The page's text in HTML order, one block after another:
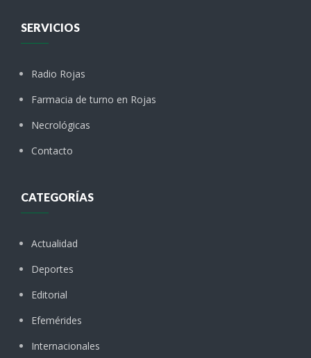
SERVICIOS
Radio Rojas
Farmacia de turno en Rojas
Necrológicas
Contacto
CATEGORÍAS
Actualidad
Deportes
Editorial
Efemérides
Internacionales